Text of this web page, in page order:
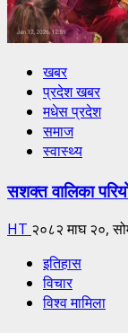
खबर
प्रदेश खबर
मधेस प्रदेश
समाज
स्वास्थ्य
सशक्त वालिका
HT २०८२ माघ २०,
इतिहास
विचार
विश्व मामिला